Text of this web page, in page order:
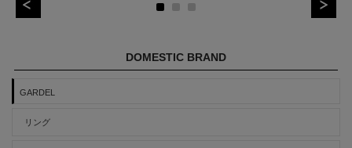
DOMESTIC BRAND
GARDEL
リング